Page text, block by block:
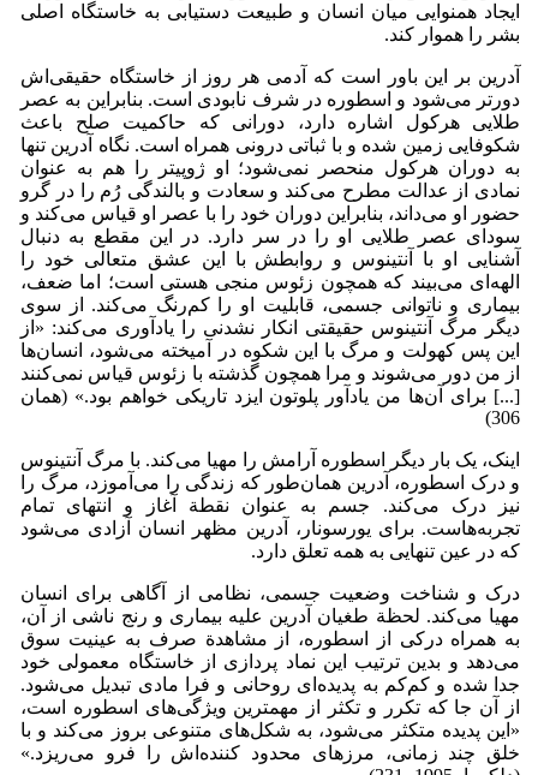
ایجاد همنوایی میان انسان و طبیعت دستیابی به خاستگاه اصلی
بشر را هموار کند.
آدرین بر این باور است که آدمی هر روز از خاستگاه حقیقی‌اش
دورتر می‌شود و اسطوره در شرف نابودی است. بنابراین به عصر
طلایی هرکول اشاره دارد، دورانی که حاکمیت صلح باعث
شکوفایی زمین شده و با ثباتی درونی همراه است. نگاه آدرین تنها
به دوران هرکول منحصر نمی‌شود؛ او ژوپیتر را هم به عنوان
نمادی از عدالت مطرح می‌کند و سعادت و بالندگی رُم را در گرو
حضور او می‌داند، بنابراین دوران خود را با عصر او قیاس می‌کند و
سودای عصر طلایی او را در سر دارد. در این مقطع به دنبال
آشنایی او با آنتینوس و روابطش با این عشق متعالی خود را
الهه‌ای می‌بیند که همچون زئوس منجی هستی است؛ اما ضعف،
بیماری و ناتوانی جسمی، قابلیت او را کم‌رنگ می‌کند. از سوی
دیگر مرگ آنتینوس حقیقتی انکار نشدنی را یادآوری می‌کند: «از
این پس کهولت و مرگ با این شکوه در آمیخته می‌شود، انسان‌ها
از من دور می‌شوند و مرا همچون گذشته با زئوس قیاس نمی‌کنند
[...] برای آن‌ها من یادآور پلوتون ایزد تاریکی خواهم بود.» (همان
306)
اینک، یک بار دیگر اسطوره آرامش را مهیا می‌کند. با مرگ آنتینوس
و درک اسطوره، آدرین همان‌طور که زندگی را می‌آموزد، مرگ را
نیز درک می‌کند. جسم به عنوان نقطة آغاز و انتهای تمام
تجربه‌هاست. برای یورسونار، آدرین مظهر انسان آزادی می‌شود
که در عین تنهایی به همه تعلق دارد.
درک و شناخت وضعیت جسمی، نظامی از آگاهی برای انسان
مهیا می‌کند. لحظة طغیان آدرین علیه بیماری و رنج ناشی از آن،
به همراه درکی از اسطوره، از مشاهدة صرف به عینیت سوق
می‌دهد و بدین ترتیب این نماد پردازی از خاستگاه معمولی خود
جدا شده و کم‌کم به پدیده‌ای روحانی و فرا مادی تبدیل می‌شود.
از آن جا که تکرر و تکثر از مهمترین ویژگی‌های اسطوره است،
«این پدیده متکثر می‌شود، به شکل‌های متنوعی بروز می‌کند و با
خلق چند زمانی، مرزهای محدود کننده‌اش را فرو می‌ریزد.»